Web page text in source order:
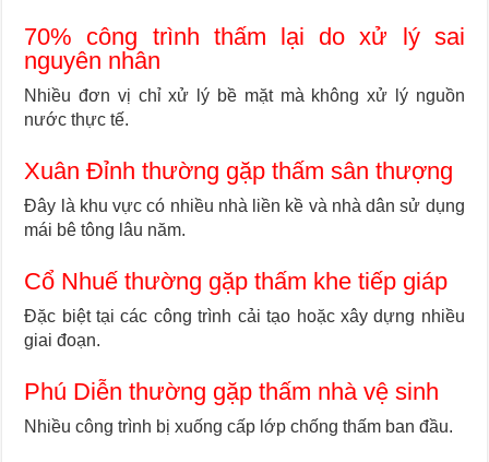
70% công trình thấm lại do xử lý sai
nguyên nhân
Nhiều đơn vị chỉ xử lý bề mặt mà không xử lý nguồn
nước thực tế.
Xuân Đỉnh thường gặp thấm sân thượng
Đây là khu vực có nhiều nhà liền kề và nhà dân sử dụng
mái bê tông lâu năm.
Cổ Nhuế thường gặp thấm khe tiếp giáp
Đặc biệt tại các công trình cải tạo hoặc xây dựng nhiều
giai đoạn.
Phú Diễn thường gặp thấm nhà vệ sinh
Nhiều công trình bị xuống cấp lớp chống thấm ban đầu.